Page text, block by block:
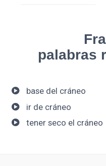
palabras
base del cráneo
ir de cráneo
tener seco el cráneo